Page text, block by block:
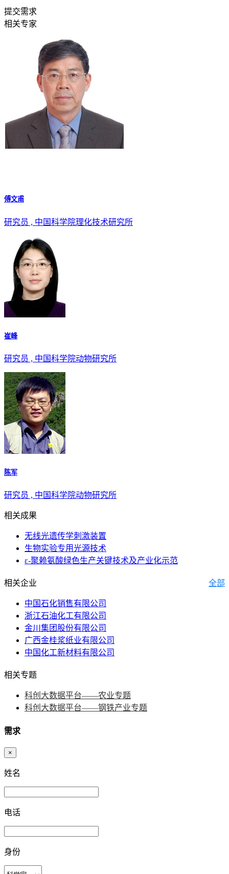
提交需求
相关专家
傅文甫
研究员 , 中国科学院理化技术研究所
崔峰
研究员 , 中国科学院动物研究所
陈军
研究员 , 中国科学院动物研究所
相关成果
无线光遗传学刺激装置
生物实验专用光源技术
ε-聚赖氨酸绿色生产关键技术及产业化示范
相关企业 全部
中国石化销售有限公司
浙江石油化工有限公司
金川集团股份有限公司
广西金桂浆纸业有限公司
中国化工新材料有限公司
相关专题
科创大数据平台——农业专题
科创大数据平台——钢铁产业专题
需求
×
姓名
电话
身份